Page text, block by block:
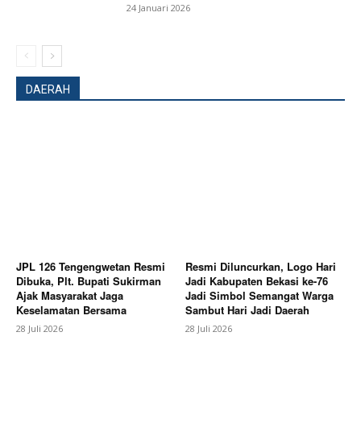
24 Januari 2026
DAERAH
JPL 126 Tengengwetan Resmi
Dibuka, Plt. Bupati Sukirman
Ajak Masyarakat Jaga
Keselamatan Bersama
28 Juli 2026
Resmi Diluncurkan, Logo Hari
Jadi Kabupaten Bekasi ke-76
Jadi Simbol Semangat Warga
Sambut Hari Jadi Daerah
28 Juli 2026